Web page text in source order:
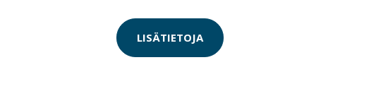
LISÄTIETOJA